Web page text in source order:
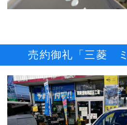
売約御礼「三菱